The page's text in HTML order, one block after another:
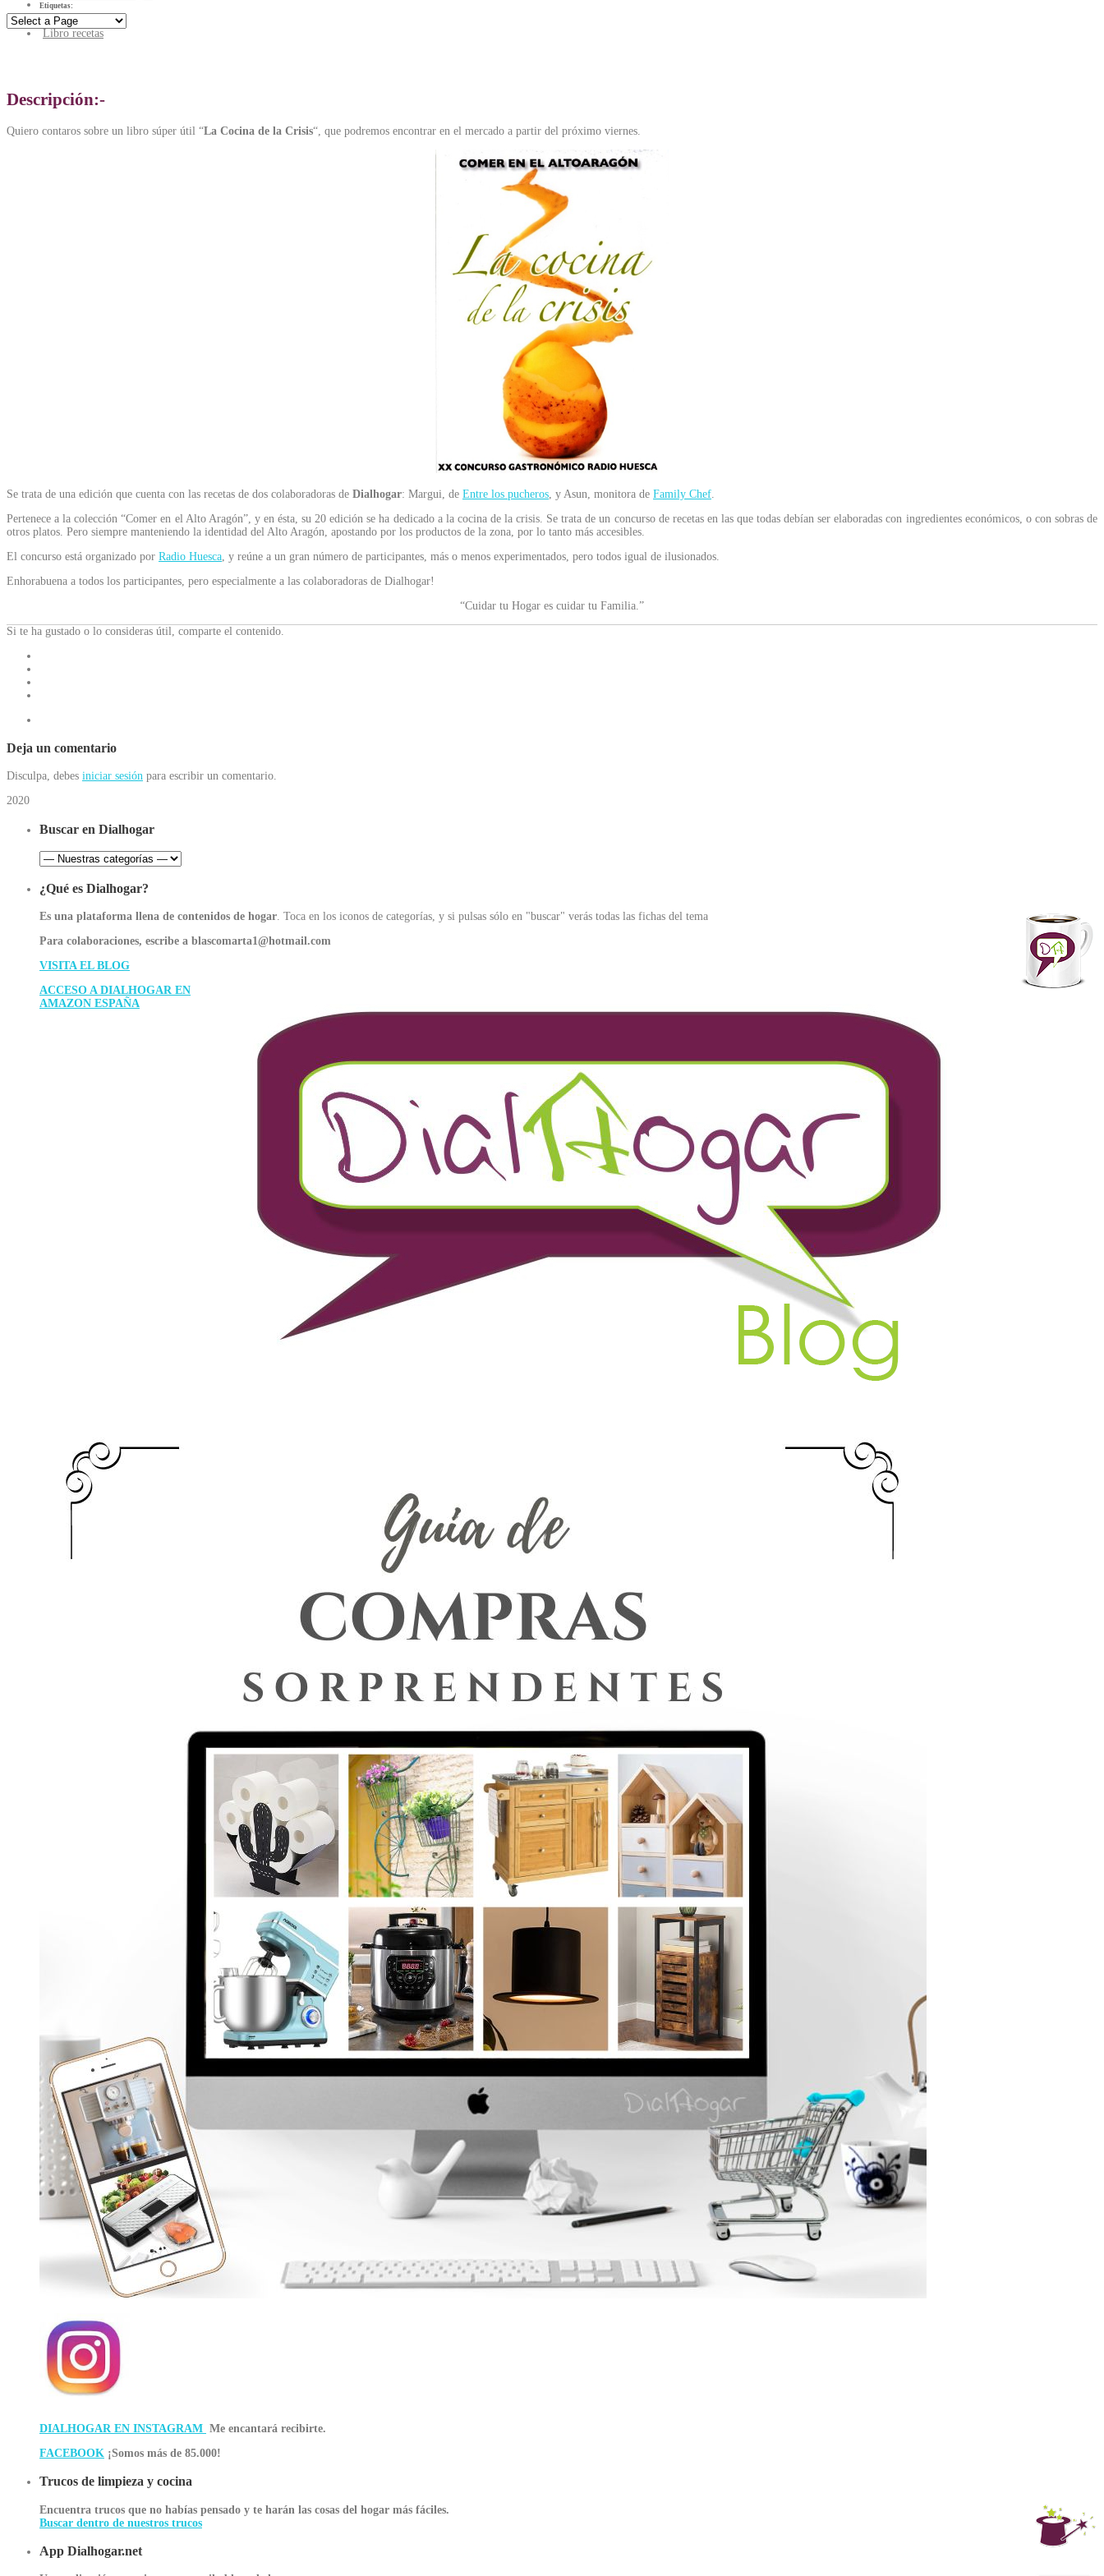
Etiquetas:
Libro recetas
Descripción:-
Quiero contaros sobre un libro súper útil “La Cocina de la Crisis“, que podremos encontrar en el mercado a partir del próximo viernes.
Se trata de una edición que cuenta con las recetas de dos colaboradoras de Dialhogar: Margui, de Entre los pucheros , y Asun, monitora de Family Chef
Pertenece a la colección “Comer en el Alto Aragón”, y en ésta, su 20 edición se ha dedicado a la cocina de la crisis. Se trata de un concurso de recetas en las que todas debían ser elaboradas con ingredientes económicos, o con sobras de
otros platos. Pero siempre manteniendo la identidad del Alto Aragón, apostando por los productos de la zona, por lo tanto más accesibles.
El concurso está organizado por Radio Huesca , y reúne a un gran número de participantes, más o menos experimentados, pero todos igual de ilusionados.
Enhorabuena a todos los participantes, pero especialmente a las colaboradoras de Dialhogar!
“Cuidar tu Hogar es cuidar tu Familia.”
Si te ha gustado o lo consideras útil, comparte el contenido.
Deja un comentario
Disculpa, debes iniciar sesión para escribir un comentario.
2020
Buscar en Dialhogar
¿Qué es Dialhogar?
Es una plataforma llena de contenidos de hogar . Toca en los iconos de categorías, y si pulsas sólo en "buscar" verás todas las fichas del tema
Para colaboraciones, escribe a blascomarta1@hotmail.com
VISITA EL BLOG
ACCESO A DIALHOGAR EN
AMAZON ESPAÑA
DIALHOGAR EN INSTAGRAM Me encantará recibirte.
FACEBOOK ¡Somos más de 85.000!
Trucos de limpieza y cocina
Encuentra trucos que no habías pensado y te harán las cosas del hogar más fáciles.
Buscar dentro de nuestros trucos
App Dialhogar.net